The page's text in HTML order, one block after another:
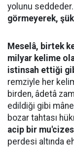
yolunu seddeder.
görmeyerek,
Meselâ, birtek
milyar kelime
istinsah ettiği
remziyle her
birden, âdetâ
edildiği gibi
bozar tahtası
acip bir
perdesi altında